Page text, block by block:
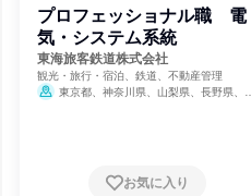
プロフェッショナル職 電
気・システム系統
東海旅客鉄道株式会社
観光・旅行・宿泊、鉄道、不動産管理
東京都、神奈川県、山梨県、長野県、岐
お気に入り